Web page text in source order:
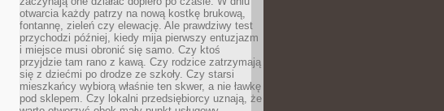
otwarcia każdy patrzy na nową kostkę brukową,
fontannę, zieleń czy elewację. Ale prawdziwy test
przychodzi później, kiedy mija pierwszy entuzjazm
i miejsce musi obronić się samo. Czy ktoś
przyjdzie tam rano z kawą. Czy rodzice zatrzymają
się z dziećmi po drodze ze szkoły. Czy starsi
mieszkańcy wybiorą właśnie ten skwer, a nie ławkę
pod sklepem. Czy lokalni przedsiębiorcy uznają, że